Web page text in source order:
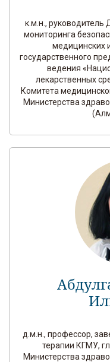
к.м.н.,
мониторинга
медицинских
государственного
ведения
лекарственных
Комитета
Министерства
д.м.н., профессор,
терапии КГМУ,
Министерства